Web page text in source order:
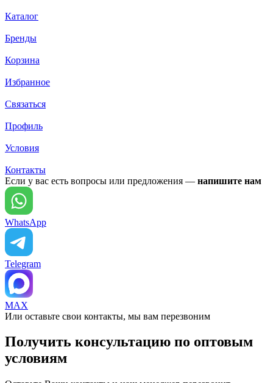
Каталог
Бренды
Корзина
Избранное
Связаться
Профиль
Условия
Контакты
Если у вас есть вопросы или предложения — напишите нам
WhatsApp
Telegram
MAX
Или оставьте свои контакты, мы вам перезвоним
Получить консультацию по оптовым
условиям